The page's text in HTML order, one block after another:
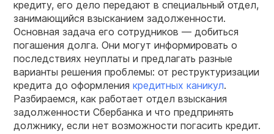
кредиту, его дело передают в специальный отдел,
занимающийся взысканием задолженности.
Основная задача его сотрудников — добиться
погашения долга. Они могут информировать о
последствиях неуплаты и предлагать разные
варианты решения проблемы: от реструктуризации
кредита до оформления кредитных каникул.
Разбираемся, как работает отдел взыскания
задолженности Сбербанка и что предпринять
должнику, если нет возможности погасить кредит.